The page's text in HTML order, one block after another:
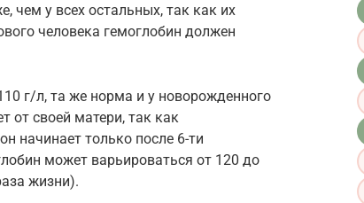
чем у всех остальных, так как их
человека гемоглобин должен
г/л, та же норма и у новорожденного
от своей матери, так как
начинает только после 6-ти
может варьироваться от 120 до
жизни).